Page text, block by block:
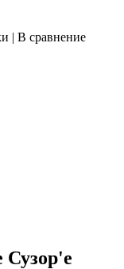
| В сравнение
Сузор'е